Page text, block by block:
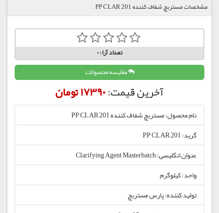
مشخصات مستربچ شفاف کننده PP CLAR 201
تعداد آرا:0
مقایسه محصولات
آخرین قیمت:17390 تومان
نام محصول: مستربچ شفاف کننده PP CLAR 201
گرید: PP CLAR 201
عنوان انگلیسی: Clarifying Agent Masterbatch
واحد: کیلوگرم
تولید کننده: پارس مستربچ